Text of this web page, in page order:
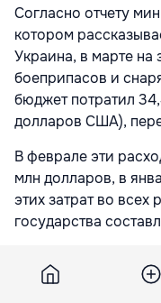
Согласно отчету
котором
Украина, в марте на
боеприпасов и
бюджет потратил
долларов США),
В феврале эти
млн долларов, в
этих затрат во всех
государства